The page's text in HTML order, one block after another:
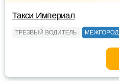
Такси Империал
ТРЕЗВЫЙ ВОДИТЕЛЬ МЕЖГОРОД